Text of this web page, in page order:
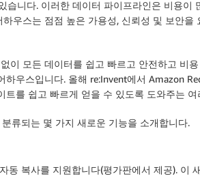
습니다. 이러한 데이터 파이프라인은 비용이
우스는 점점 높은 가용성, 신뢰성 및 보안을
이 모든 데이터를 쉽고 빠르고 안전하고 비
우스입니다. 올해 re:Invent에서 Amazon
를 쉽고 빠르게 얻을 수 있도록 도와주는
류되는 몇 가지 새로운 기능을 소개합니다.
동 복사를 지원합니다(평가판에서 제공). 이